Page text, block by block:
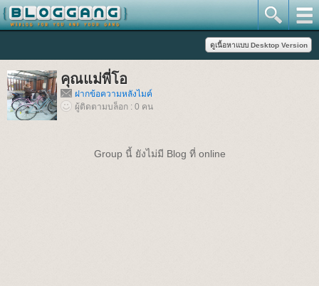
คุณแม่พี่โอ
ฝากข้อความหลังไมค์
ผู้ติดตามบล็อก : 0 คน
Group นี้ ยังไม่มี Blog ที่ online